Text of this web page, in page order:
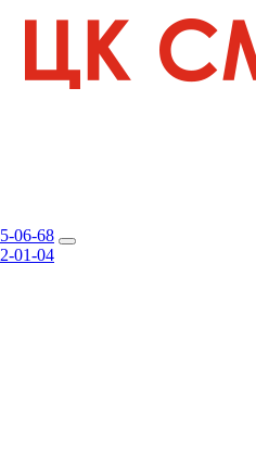
06-68
01-04